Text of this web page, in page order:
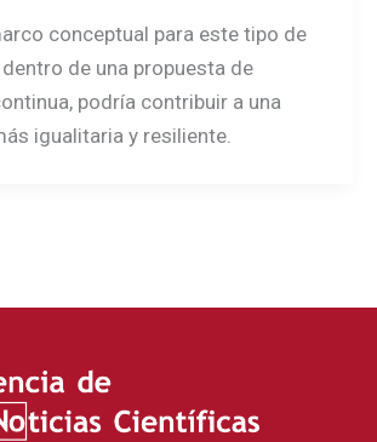
conceptual para este tipo de
de una propuesta de
podría contribuir a una
igualitaria y resiliente.